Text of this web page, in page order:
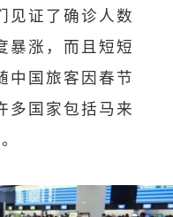
见证了确诊人数
暴涨，而且短短
中国旅客因春节
多国家包括马来